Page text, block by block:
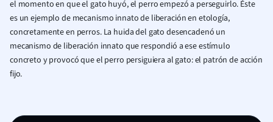
el momento en que el gato huyó, el perro empezó a perseguirlo. Éste
es un ejemplo de mecanismo innato de liberación en etología,
concretamente en perros. La huida del gato desencadenó un
mecanismo de liberación innato que respondió a ese estímulo
concreto y provocó que el perro persiguiera al gato: el patrón de acción
fijo.